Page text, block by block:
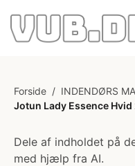
Forside / INDENDØRS
Jotun Lady Essence Hvid
Dele af indholdet på
med hjælp fra AI.